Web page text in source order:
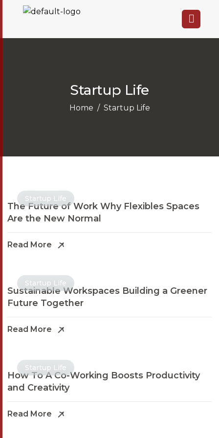
Startup Life
Home Startup Life
Startup Life
The Future of Work Why Flexibles Spaces
Are the New Normal
Read More
Startup Life
Sustainable Workspaces Building a Greener
Future Together
Read More
Startup Life
How To A Co-Working Boosts Productivity
and Creativity
Read More